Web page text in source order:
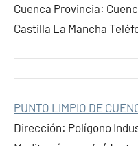
Cuenca Provincia:
Castilla La Mancha
PUNTO LIMPIO DE
Dirección: Polígono